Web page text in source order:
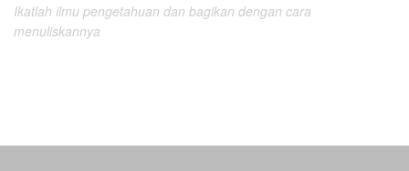
Ikatlah ilmu pengetahuan dan bagikan dengan cara
menuliskannya